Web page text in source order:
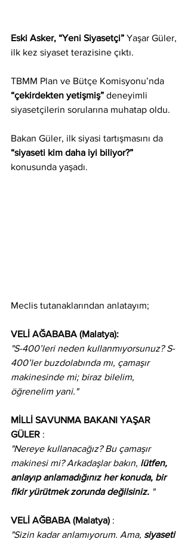
Eski Asker, “Yeni Siyasetçi” Yaşar Güler,
ilk kez siyaset terazisine çıktı.
TBMM Plan ve Bütçe Komisyonu’nda
“çekirdekten yetişmiş” deneyimli
siyasetçilerin sorularına muhatap oldu.
Bakan Güler, ilk siyasi tartışmasını da
“siyaseti kim daha iyi biliyor?”
konusunda yaşadı.
Meclis tutanaklarından anlatayım;
VELİ AĞABABA (Malatya):
"S-400’leri neden kullanmıyorsunuz? S-
400’ler buzdolabında mı, çamaşır
makinesinde mi; biraz bilelim,
öğrenelim yani."
MİLLİ SAVUNMA BAKANI YAŞAR
GÜLER :
"Nereye kullanacağız? Bu çamaşır
makinesi mi? Arkadaşlar bakın, lütfen,
anlayıp anlamadığınız her konuda, bir
fikir yürütmek zorunda değilsiniz. "
VELİ AĞBABA (Malatya) :
"Sizin kadar anlamıyorum. Ama, siyaseti